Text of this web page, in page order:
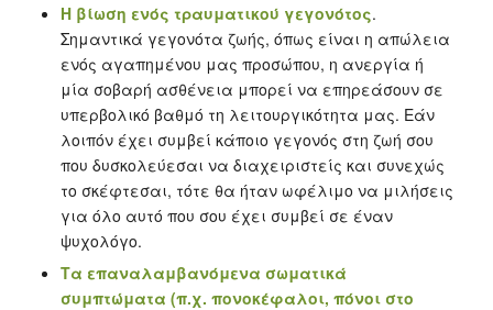
Η βίωση ενός τραυματικού γεγονότος.
Σημαντικά γεγονότα ζωής, όπως είναι η απώλεια
ενός αγαπημένου μας προσώπου, η ανεργία ή
μία σοβαρή ασθένεια μπορεί να επηρεάσουν σε
υπερβολικό βαθμό τη λειτουργικότητα μας. Εάν
λοιπόν έχει συμβεί κάποιο γεγονός στη ζωή σου
που δυσκολεύεσαι να διαχειριστείς και συνεχώς
το σκέφτεσαι, τότε θα ήταν ωφέλιμο να μιλήσεις
για όλο αυτό που σου έχει συμβεί σε έναν
ψυχολόγο.
Τα επαναλαμβανόμενα σωματικά
συμπτώματα (π.χ. πονοκέφαλοι, πόνοι στο